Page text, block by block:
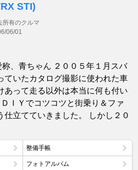
STI)
所有のクルマ
06/01
、青ちゃん ２００５年１月スバ
ていたカタログ撮影に使われた車
あって走る以外は本当に何も付い
ＩＹでコツコツと街乗り＆ファ
仕立てていきました。 しかし２０
整備手帳
フォトアルバム